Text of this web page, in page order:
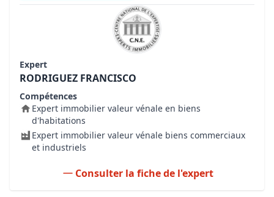
Expert
RODRIGUEZ FRANCISCO
Compétences
Expert immobilier valeur vénale en biens
d'habitations
Expert immobilier valeur vénale biens commerciaux
et industriels
Consulter la fiche de l'expert